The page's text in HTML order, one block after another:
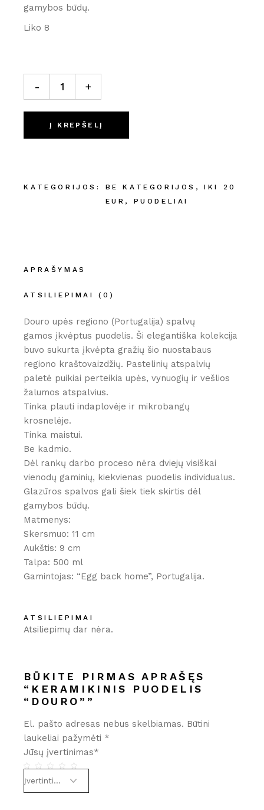
gamybos būdų.
Liko 8
KERAMIKINIS PUODELIS "DOURO" kiekis
- +
Į KREPŠELĮ
KATEGORIJOS: BE KATEGORIJOS ,IKI 20
EUR , PUODELIAI
APRAŠYMAS
ATSILIEPIMAI (0)
Douro upės regiono (Portugalija) spalvų
gamos įkvėptus puodelis. Ši elegantiška kolekcija
buvo sukurta įkvėpta gražių šio nuostabaus
regiono kraštovaizdžių. Pastelinių atspalvių
paletė puikiai perteikia upės, vynuogių ir vešlios
žalumos atspalvius.
Tinka plauti indaplovėje ir mikrobangų
krosnelėje.
Tinka maistui.
Be kadmio.
Dėl rankų darbo proceso nėra dviejų visiškai
vienodų gaminių, kiekvienas puodelis individualus.
Glazūros spalvos gali šiek tiek skirtis dėl
gamybos būdų.
Matmenys:
Skersmuo: 11 cm
Aukštis: 9 cm
Talpa: 500 ml
Gamintojas: “Egg back home”, Portugalija.
ATSILIEPIMAI
Atsiliepimų dar nėra.
BŪKITE PIRMAS APRAŠĘS
“KERAMIKINIS PUODELIS
“DOURO””
El. pašto adresas nebus skelbiamas. Būtini
laukeliai pažymėti *
Jūsų įvertinimas*